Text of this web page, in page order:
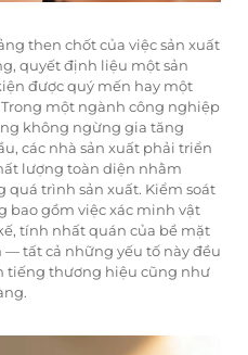
then chốt của việc sản xuất
quyết định liệu một sản
được quý mến hay một
một ngành công nghiệp
không ngừng gia tăng
các nhà sản xuất phải triển
lượng toàn diện nhằm
quá trình sản xuất. Kiểm soát
bao gồm việc xác minh vật
tính nhất quán của bề mặt
tất cả những yếu tố này đều
tiếng thương hiệu cũng như